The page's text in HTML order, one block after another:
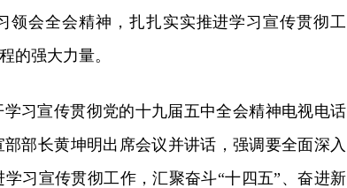
领会全会精神，扎扎实实推进学习宣传贯彻工
的强大力量。
习宣传贯彻党的十九届五中全会精神电视电话
部长黄坤明出席会议并讲话，强调要全面深入
习宣传贯彻工作，汇聚奋斗“十四五”、奋进新